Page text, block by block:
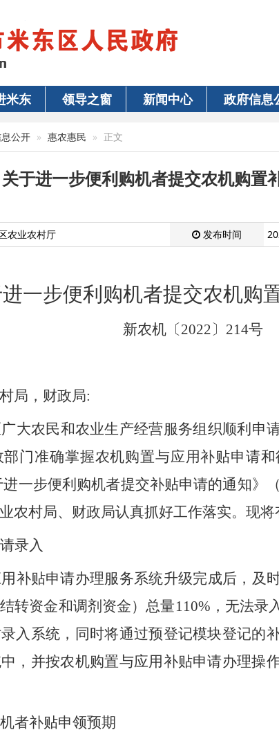
米东 领导之窗 新闻中心 政府信息
公开 惠农惠民 正文
关于进一步便利购机者提交农机购置
农业农村厅 发布时间
一步便利购机者提交农机购
新农机〔2022〕 214号
局 ， 财政局:
广大农民和农业生产经营服务组织顺利申
门准确掌握农机购置与应用补贴申请
一步便利购机者提交补贴申请的通知》
农村局、财政局认真抓好工作落实。 现将
录入
补贴申请办理服务系统升级完成后， 及
转资金和调剂资金）总量110% ，无法录
入系统，同时将通过预登记模块登记的
，并按农机购置与应用补贴申请办理操
者补贴申领预期